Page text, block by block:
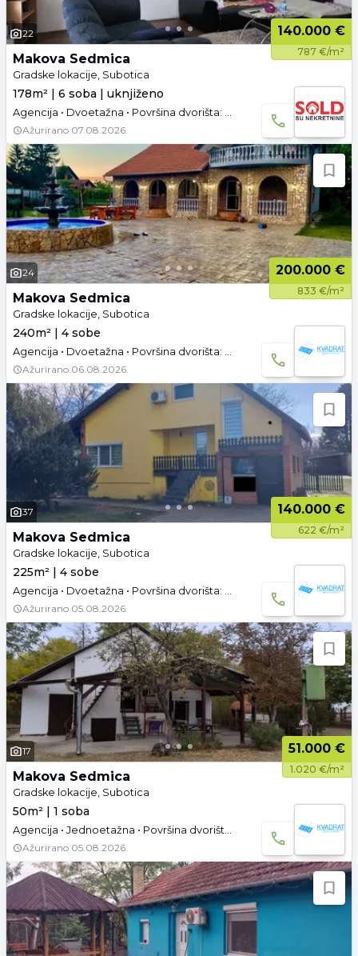
22 140.000 €
787 €/m²
Makova Sedmica
Gradske lokacije, Subotica
178m² | 6 soba | uknjiženo
Agencija • Dvoetažna • Površina dvorišta: 11.51 a • Uknjižen • Parking
Ažurirano 07.08.2026.
24 200.000 €
833 €/m²
Makova Sedmica
Gradske lokacije, Subotica
240m² | 4 sobe
Agencija • Dvoetažna • Površina dvorišta: 1082 a • Garaža
Ažurirano 06.08.2026.
37 140.000 €
622 €/m²
Makova Sedmica
Gradske lokacije, Subotica
225m² | 4 sobe
Agencija • Dvoetažna • Površina dvorišta: 1401 a • Garaža
Ažurirano 05.08.2026.
17 51.000 €
1.020 €/m²
Makova Sedmica
Gradske lokacije, Subotica
50m² | 1 soba
Agencija • Jednoetažna • Površina dvorišta: 1.8 a •
Ažurirano 05.08.2026.